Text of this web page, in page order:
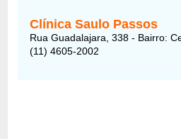
Clínica Saulo Passos
Rua Guadalajara, 338 - Bairro:
(11) 4605-2002